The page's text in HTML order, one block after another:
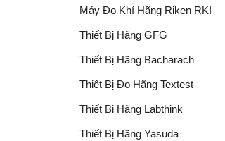
Máy Đo Khí Hãng Riken RKI
Thiết Bị Hãng GFG
Thiết Bị Hãng Bacharach
Thiết Bị Đo Hãng Textest
Thiết Bị Hãng Labthink
Thiết Bị Hãng Yasuda